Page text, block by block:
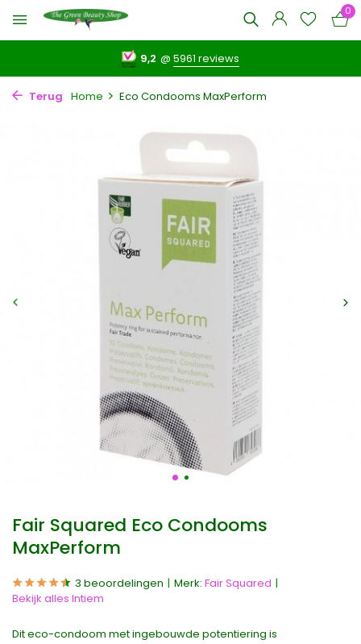
0
9,2 @5961 reviews
Terug Home Eco Condooms MaxPerform
Fair Squared Eco Condooms
MaxPerform
3 beoordelingen Merk: Fair Squared
Bekijk alles Intiem
Dit eco-condoom met ingebouwde potentiering is